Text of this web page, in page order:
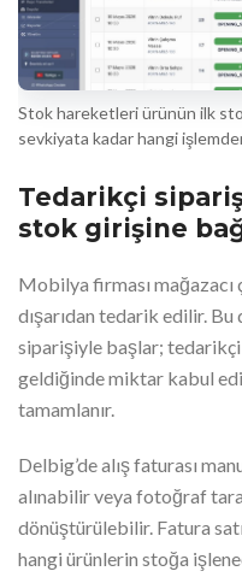
Stok hareketleri ürünün ilk
sevkiyata kadar hangi
Tedarikçi
stok girişine
Mobilya firması mağazacı
dışarıdan tedarik edilir.
siparişiyle başlar;
geldiğinde miktar kabul
tamamlanır.
Delbig’de alış faturası
alınabilir veya fotoğraf
dönüştürülebilir. Fatura
hangi ürünlerin stoğa